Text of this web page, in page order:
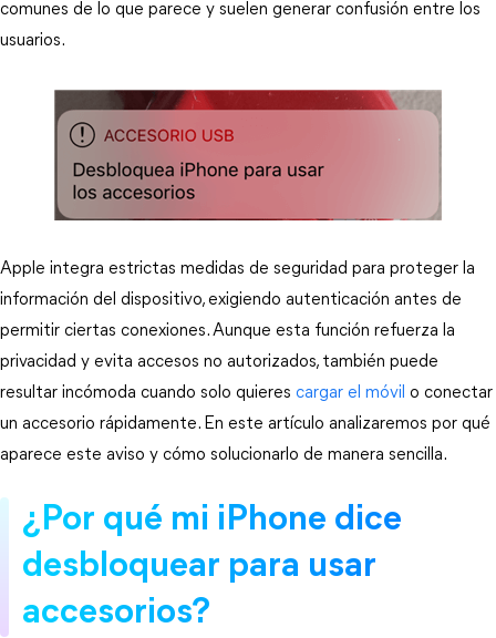
comunes de lo que parece y suelen generar confusión entre los
usuarios.
Apple integra estrictas medidas de seguridad para proteger la
información del dispositivo, exigiendo autenticación antes de
permitir ciertas conexiones. Aunque esta función refuerza la
privacidad y evita accesos no autorizados, también puede
resultar incómoda cuando solo quieres cargar el móvil o conectar
un accesorio rápidamente. En este artículo analizaremos por qué
aparece este aviso y cómo solucionarlo de manera sencilla.
¿Por qué mi iPhone dice
desbloquear para usar
accesorios?